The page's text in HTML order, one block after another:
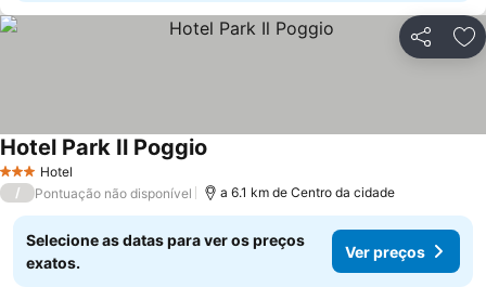
Partilhar
3 EstrelasHotel
Hotel Park Il Poggio
/ Pontuação não disponível a 6.1 km de Centro da cidade
Selecione as datas para ver os preços
exatos.
Ver preços